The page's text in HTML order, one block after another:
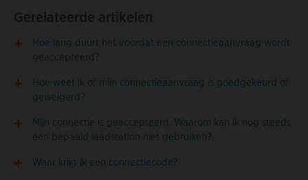
Gerelateerde artikelen
Hoe lang duurt het voordat een connectieaanvraag wordt
geaccepteerd?
Hoe weet ik of mijn connectieaanvraag is goedgekeurd of
geweigerd?
Mijn connectie is geaccepteerd. Waarom kan ik nog steeds
een bepaald laadstation niet gebruiken?
Waar krijg ik een connectiecode?